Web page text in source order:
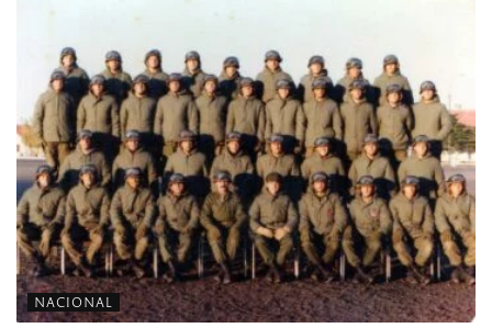
NACIONAL